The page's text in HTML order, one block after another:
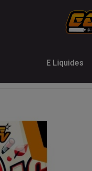
E Liquides